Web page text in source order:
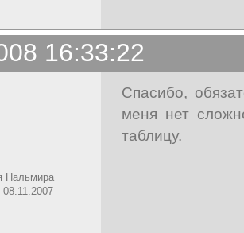
16:33:22
Пальмира
08.11.2007
Спасибо,
меня нет
таблицу.